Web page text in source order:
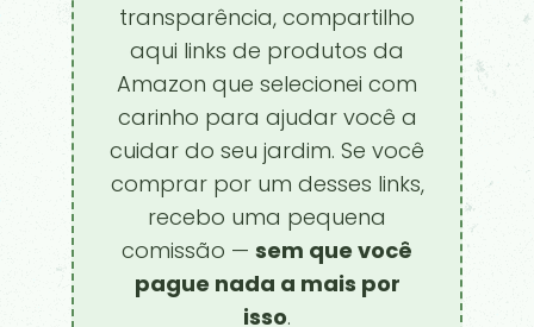
transparência, compartilho
aqui links de produtos da
Amazon que selecionei com
carinho para ajudar você a
cuidar do seu jardim. Se você
comprar por um desses links,
recebo uma pequena
comissão — sem que você
pague nada a mais por
isso.